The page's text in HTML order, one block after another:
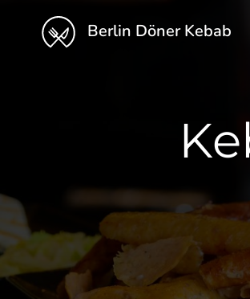
Berlin Döner Kebab